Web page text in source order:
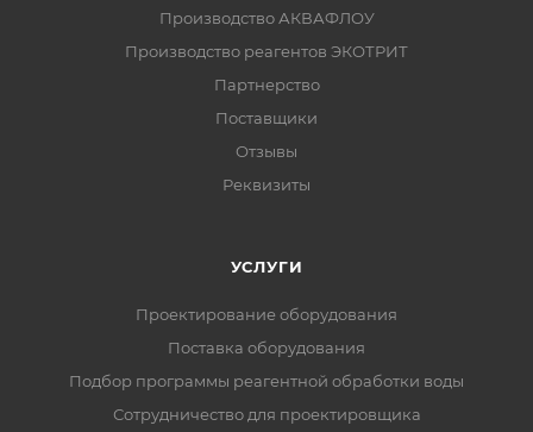
Производство АКВАФЛОУ
Производство реагентов ЭКОТРИТ
Партнерство
Поставщики
Отзывы
Реквизиты
УСЛУГИ
Проектирование оборудования
Поставка оборудования
Подбор программы реагентной обработки воды
Сотрудничество для проектировщика